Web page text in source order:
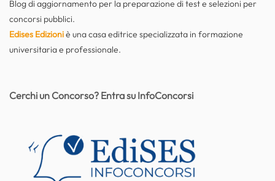
Blog di aggiornamento per la preparazione di test e selezioni per
concorsi pubblici.
Edises Edizioniè una casa editrice specializzata in formazione
universitaria e professionale.
Cerchi un Concorso? Entra su InfoConcorsi